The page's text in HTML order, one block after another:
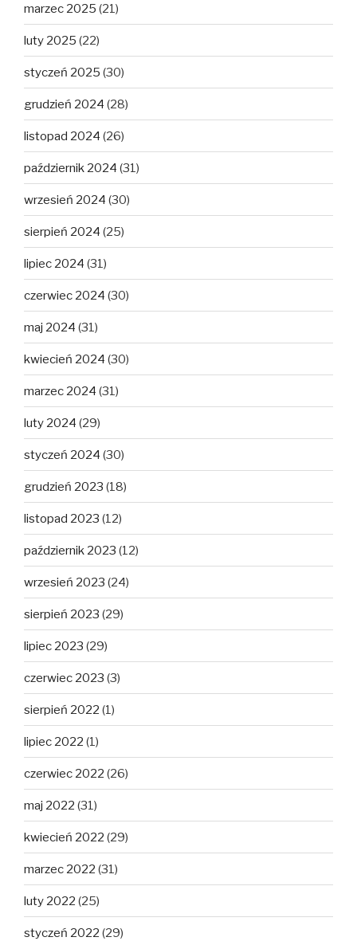
marzec 2025 (21)
luty 2025 (22)
styczeń 2025 (30)
grudzień 2024 (28)
listopad 2024 (26)
październik 2024 (31)
wrzesień 2024 (30)
sierpień 2024 (25)
lipiec 2024 (31)
czerwiec 2024 (30)
maj 2024 (31)
kwiecień 2024 (30)
marzec 2024 (31)
luty 2024 (29)
styczeń 2024 (30)
grudzień 2023 (18)
listopad 2023 (12)
październik 2023 (12)
wrzesień 2023 (24)
sierpień 2023 (29)
lipiec 2023 (29)
czerwiec 2023 (3)
sierpień 2022 (1)
lipiec 2022 (1)
czerwiec 2022 (26)
maj 2022 (31)
kwiecień 2022 (29)
marzec 2022 (31)
luty 2022 (25)
styczeń 2022 (29)